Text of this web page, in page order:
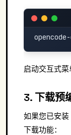
启动交互式菜
3. 下载预
如果您已安装
下载功能：